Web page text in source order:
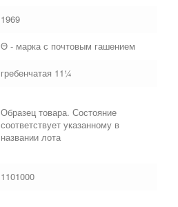
1969
Θ - марка с почтовым гашением
гребенчатая 11¼
Образец товара. Состояние
соответствует указанному в
названии лота
1101000